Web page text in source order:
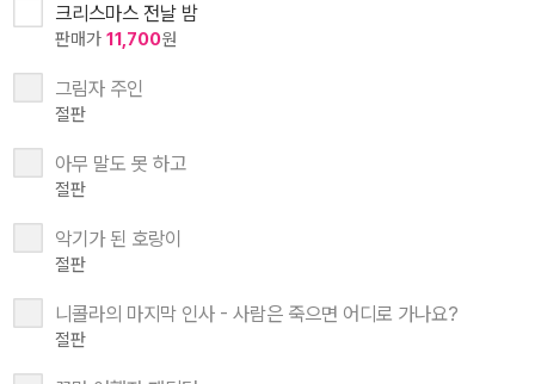
크리스마스 전날 밤
판매가 11,700원
그림자 주인
절판
아무 말도 못 하고
절판
악기가 된 호랑이
절판
니콜라의 마지막 인사 - 사람은 죽으면 어디로 가나요?
절판